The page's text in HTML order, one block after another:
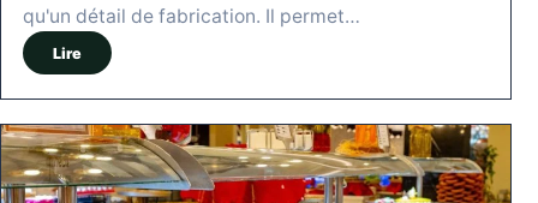
qu'un détail de fabrication. Il permet…
Lire